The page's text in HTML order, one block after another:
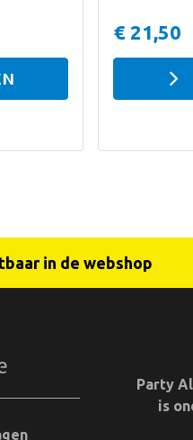
€ 21,50
in de webshop
Party
is